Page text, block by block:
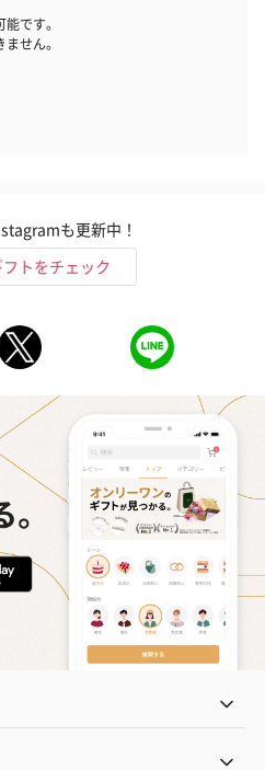
です。
せん。
も更新中！
トをチェック